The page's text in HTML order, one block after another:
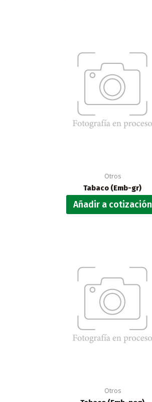
Otros
Tabaco (Emb-gr)
Añadir a cotización
Otros